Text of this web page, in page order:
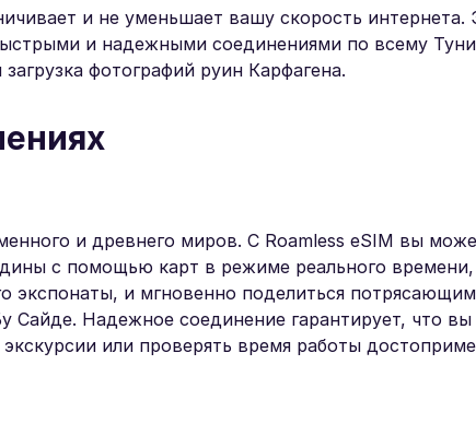
и не уменьшает вашу скорость интернета.
и надежными соединениями по всему
фотографий руин Карфагена.
и древнего миров. С Roamless eSIM вы
с помощью карт в режиме реального времени,
экспонаты, и мгновенно поделиться
Сайде. Надежное соединение гарантирует, что
или проверять время работы